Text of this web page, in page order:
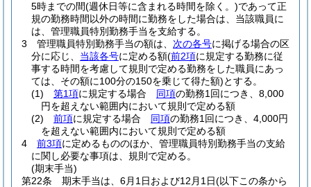
5時までの間(週休日等に含まれる時間を除く。)であって正
規の勤務時間以外の時間に勤務をした場合は、当該職員に
は、管理職員特別勤務手当を支給する。
3
管理職員特別勤務手当の額は、 次の各号に掲げる場合の区
分に応じ、 当該各号に定める額(前2項に規定する勤務に従
事する時間を考慮して規則で定める勤務をした職員にあっ
ては、その額に100分の150を乗じて得た額)とする。
(1)
第1項に規定する場合 同項の勤務1回につき、8,000
円を超えない範囲内において規則で定める額
(2)
前項に規定する場合 同項の勤務1回につき、4,000円
を超えない範囲内において規則で定める額
4
前3項に定めるもののほか、管理職員特別勤務手当の支給
に関し必要な事項は、規則で定める。
(期末手当)
第22条
期末手当は、6月1日および12月1日(以下この条から